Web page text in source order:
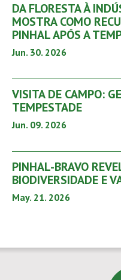
DA FLORESTA À
MOSTRA COMO
PINHAL APÓS A
Jun. 30. 2026
VISITA DE CAMPO:
TEMPESTADE
Jun. 09. 2026
PINHAL-BRAVO
BIODIVERSIDADE E
May. 21. 2026